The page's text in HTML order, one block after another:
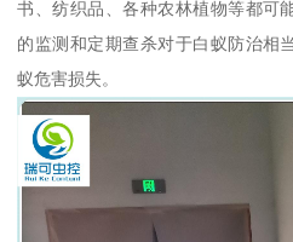
书、纺织品、各种农林植物等都可
的监测和定期查杀对于白蚁防治相
蚁危害损失。